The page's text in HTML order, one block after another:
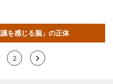
議を感じる脳」の正体
2 >